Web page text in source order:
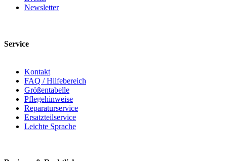
Newsletter
Service
Kontakt
FAQ / Hilfebereich
Größentabelle
Pflegehinweise
Reparaturservice
Ersatzteilservice
Leichte Sprache